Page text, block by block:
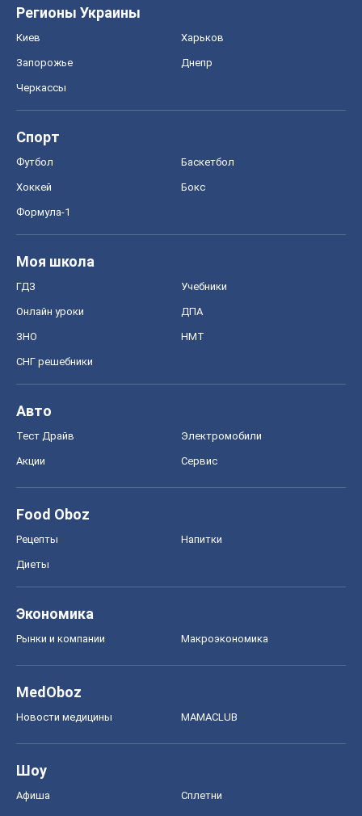
Регионы Украины
Киев Харьков
Запорожье Днепр
Черкассы
Спорт
Футбол Баскетбол
Хоккей Бокс
Формула-1
Моя школа
ГДЗ Учебники
Онлайн уроки ДПА
ЗНО НМТ
СНГ решебники
Авто
Тест Драйв Электромобили
Акции Сервис
Food Oboz
Рецепты Напитки
Диеты
Экономика
Рынки и компании Mакроэкономика
MedOboz
Новости медицины MAMACLUB
Шоу
Афиша Сплетни